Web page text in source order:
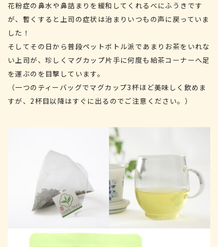
花粉症の鼻水や鼻詰まりを緩和してくれるべにふうきです
が、暫くすると上司の症状は治まりいつもの声に戻っていま
した！
そしてその日から普段ペットボトル派であまりお茶をいれな
い上司が、珍しくマグカップ片手に何度も給茶コーナーへ足
を運ぶのを目撃しています。
（一つのティーバッグでマグカップ3杯ほど美味しく飲めま
すが、2杯目以降はすぐに出るのでご注意ください。）